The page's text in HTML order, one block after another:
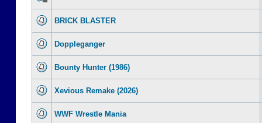
BRICK BLASTER
Doppleganger
Bounty Hunter (1986)
Xevious Remake (2026)
WWF Wrestle Mania